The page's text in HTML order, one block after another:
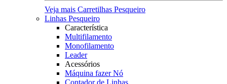
Veja mais Carretilhas Pesqueiro
Linhas Pesqueiro
Característica
Multifilamento
Monofilamento
Leader
Acessórios
Máquina fazer Nó
Contador de Linhas